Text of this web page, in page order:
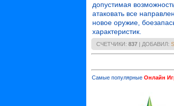
допустимая
атаковать все
новое оружие,
характеристик.
СЧЕТЧИКИ: 837 | ДОБАВИЛ:
Самые популярные Онлайн